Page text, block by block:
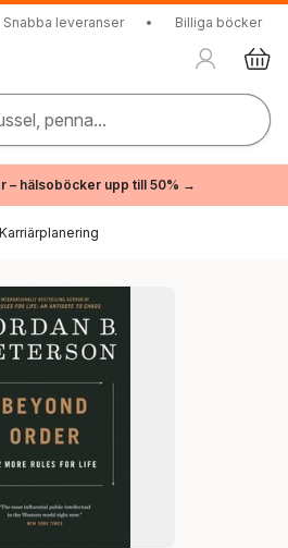
Snabba leveranser • Billiga böcker
penna...
– hälsoböcker upp till 50% →
Karriärplanering